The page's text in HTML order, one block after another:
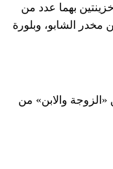
بهما عدد من
مخدر الشابو، وبلورة
«الزوجة والابن» من